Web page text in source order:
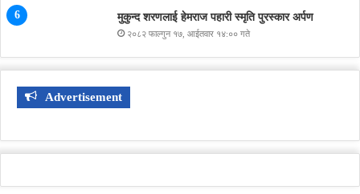
मुकुन्द शरणलाई हेमराज पहारी स्मृति पुरस्कार अर्पण
२०८२ फाल्गुन १७, आईतवार १४:०० गते
Advertisement